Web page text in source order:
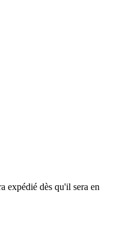
expédié dès qu'il sera en